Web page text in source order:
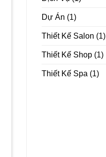
Dự Án (1)
Thiết Kế Salon (1)
Thiết Kế Shop (1)
Thiết Kế Spa (1)